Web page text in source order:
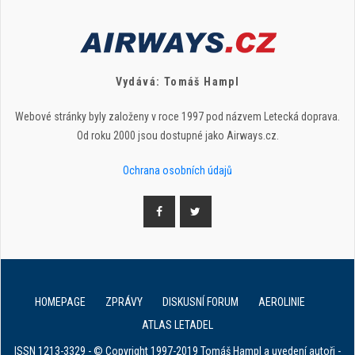
Vydává: Tomáš Hampl
Webové stránky byly založeny v roce 1997 pod názvem Letecká doprava.
Od roku 2000 jsou dostupné jako Airways.cz.
Ochrana osobních údajů
HOMEPAGE ZPRÁVY DISKUSNÍ FORUM
AEROLINIE
ATLAS LETADEL
ISSN 1213-3329 - © Copyright 1997-2019 Tomáš Hampl a uvedení autoři -